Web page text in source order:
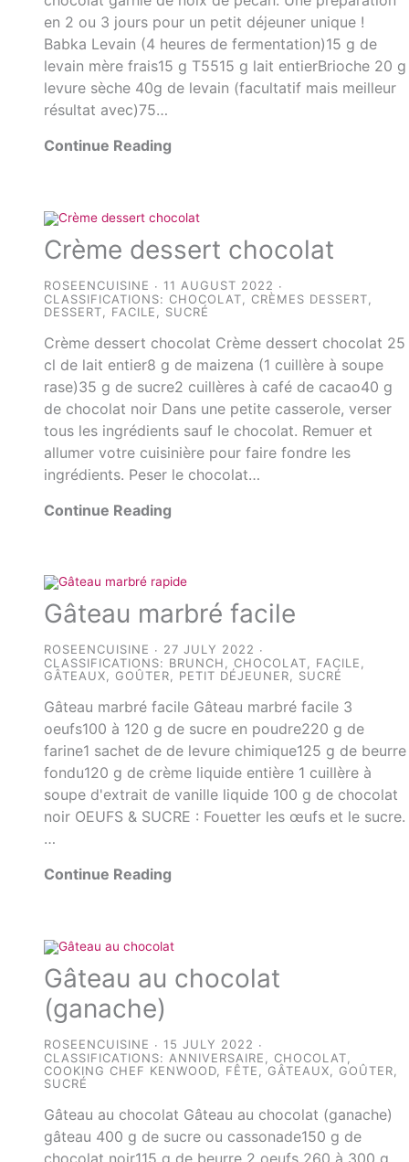
en 2 ou 3 jours pour un petit déjeuner unique !
Babka Levain (4 heures de fermentation)15 g de
levain mère frais15 g T5515 g lait entierBrioche 20 g
levure sèche 40g de levain (facultatif mais meilleur
résultat avec)75…
Continue Reading
Crème dessert chocolat
ROSEENCUISINE
11 AUGUST 2022
CLASSIFICATIONS:CHOCOLAT ,CRÈMES DESSERT
DESSERT
FACILE SUCRÉ
Crème dessert chocolat Crème dessert chocolat 25
cl de lait entier8 g de maizena (1 cuillère à soupe
rase)35 g de sucre2 cuillères à café de cacao40 g
de chocolat noir Dans une petite casserole, verser
tous les ingrédients sauf le chocolat. Remuer et
allumer votre cuisinière pour faire fondre les
ingrédients. Peser le chocolat…
Continue Reading
Gâteau marbré facile
ROSEENCUISINE
27 JULY 2022
CLASSIFICATIONS: BRUNCH,CHOCOLAT, FACILE,
GÂTEAUX,GOÛTER, PETIT DÉJEUNER, SUCRÉ
Gâteau marbré facile Gâteau marbré facile 3
oeufs100 à 120 g de sucre en poudre220 g de
farine1 sachet de de levure chimique125 g de beurre
fondu120 g de crème liquide entière 1 cuillère à
soupe d'extrait de vanille liquide 100 g de chocolat
noir OEUFS & SUCRE : Fouetter les œufs et le sucre.
…
Continue Reading
Gâteau au chocolat
(ganache)
ROSEENCUISINE
15 JULY 2022
CLASSIFICATIONS: ANNIVERSAIRE ,CHOCOLAT
COOKING CHEF KENWOOD
FÊTE ,GÂTEAUX ,GOÛTER
SUCRÉ
Gâteau au chocolat Gâteau au chocolat (ganache)
gâteau 400 g de sucre ou cassonade150 g de
chocolat noir115 g de beurre 2 oeufs 260 à 300 g